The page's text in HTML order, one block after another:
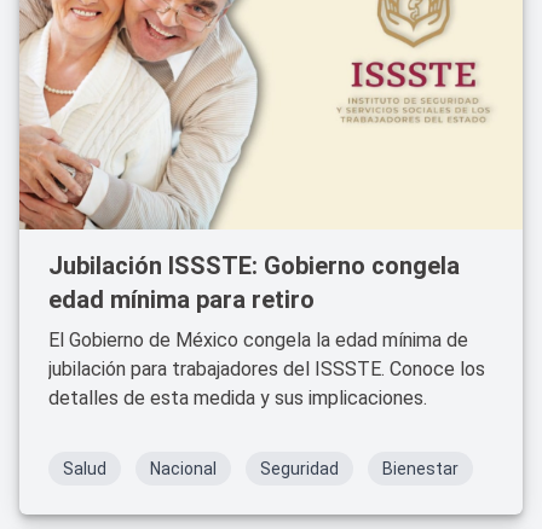
Jubilación ISSSTE: Gobierno congela
edad mínima para retiro
El Gobierno de México congela la edad mínima de
jubilación para trabajadores del ISSSTE. Conoce los
detalles de esta medida y sus implicaciones.
Salud Nacional Seguridad Bienestar